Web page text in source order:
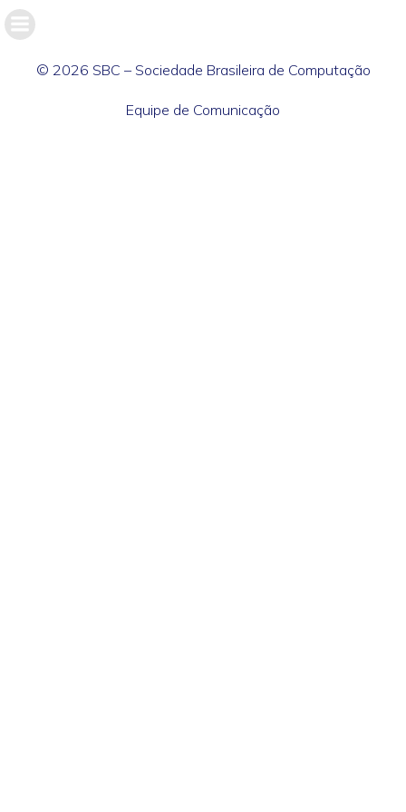
© 2026 SBC – Sociedade Brasileira de Computação
Equipe de Comunicação